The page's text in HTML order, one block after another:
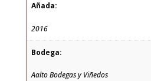
Añada:
2016
Bodega:
Aalto Bodegas y Viñedos